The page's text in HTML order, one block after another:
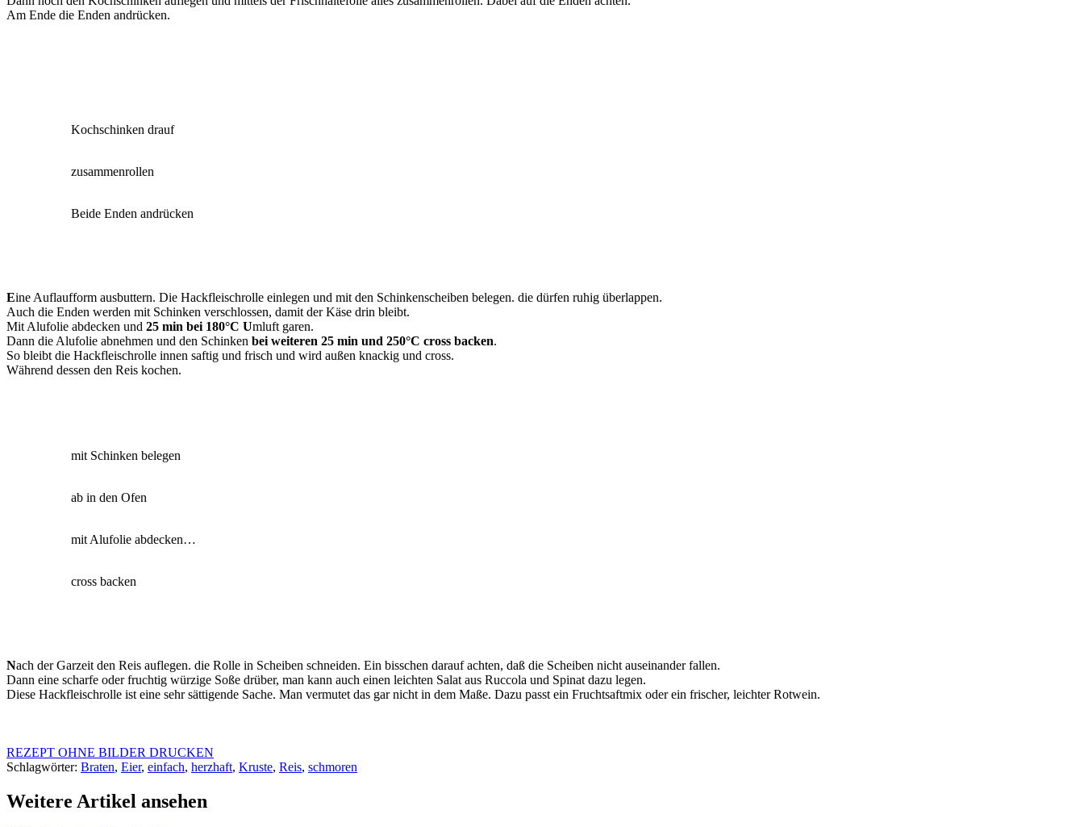
Am Ende die Enden andrücken.
Kochschinken drauf
zusammenrollen
Beide Enden andrücken
Eine Auflaufform ausbuttern. Die Hackfleischrolle einlegen und mit den Schinkenscheiben belegen. die dürfen ruhig überlappen.
Auch die Enden werden mit Schinken verschlossen, damit der Käse drin bleibt.
Mit Alufolie abdecken und 25 min bei 180°C Umluft garen.
Dann die Alufolie abnehmen und den Schinken bei weiteren 25 min und 250°C cross backen.
So bleibt die Hackfleischrolle innen saftig und frisch und wird außen knackig und cross.
Während dessen den Reis kochen.
mit Schinken belegen
ab in den Ofen
mit Alufolie abdecken…
cross backen
Nach der Garzeit den Reis auflegen. die Rolle in Scheiben schneiden. Ein bisschen darauf achten, daß die Scheiben nicht auseinander fallen.
Dann eine scharfe oder fruchtig würzige Soße drüber, man kann auch einen leichten Salat aus Ruccola und Spinat dazu legen.
Diese Hackfleischrolle ist eine sehr sättigende Sache. Man vermutet das gar nicht in dem Maße. Dazu passt ein Fruchtsaftmix oder ein frischer, leichter Rotwein.
REZEPT OHNE BILDER DRUCKEN
Schlagwörter: Braten, Eier, einfach, herzhaft, Kruste, Reis, schmoren
Weitere Artikel ansehen